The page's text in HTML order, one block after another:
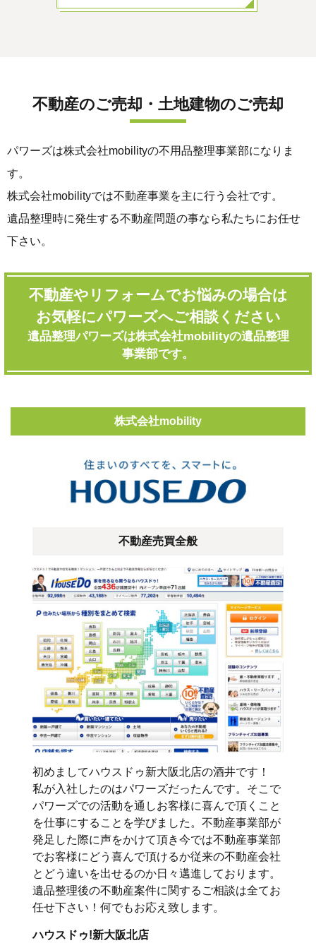
不動産のご売却・土地建物のご売却
パワーズは株式会社mobilityの不用品整理事業部になりま
す。
株式会社mobilityでは不動産事業を主に行う会社です。
遺品整理時に発生する不動産問題の事なら私たちにお任せ
下さい。
不動産やリフォームでお悩みの場合は
お気軽にパワーズへご相談ください
遺品整理パワーズは株式会社mobilityの遺品整理
事業部です。
株式会社mobility
不動産売買全般
初めましてハウスドゥ新大阪北店の酒井です！
私が入社したのはパワーズだったんです。そこで
パワーズでの活動を通しお客様に喜んで頂くこと
を仕事にすることを学びました。不動産事業部が
発足した際に声をかけて頂き今では不動産事業部
でお客様にどう喜んで頂けるか従来の不動産会社
とどう違いを出せるのか日々邁進しております。
遺品整理後の不動産案件に関するご相談は全てお
任せ下さい！何でもお応え致します。
ハウスドゥ!新大阪北店